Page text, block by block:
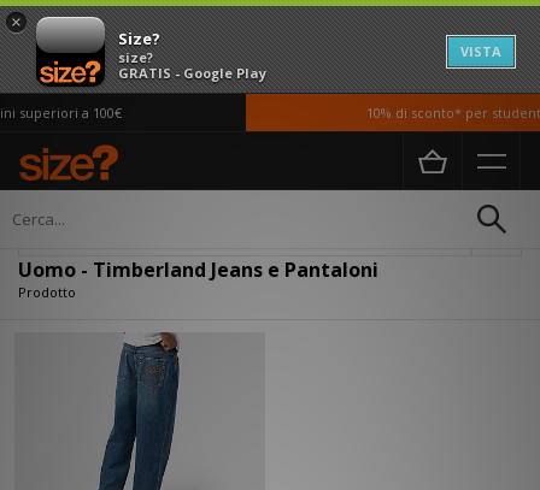
×
Size?
size?
GRATIS - Google Play
VISTA
superiori a 100€ 10% di sconto* per
Home Uomo
Uomo - Timberland Jeans e Pantaloni
Prodotto